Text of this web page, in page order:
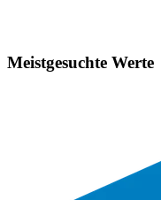
Meistgesuchte Werte